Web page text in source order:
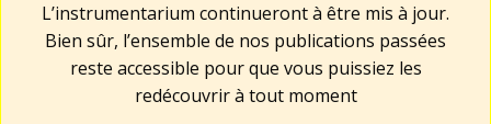
L’instrumentarium continueront à être mis à jour.
Bien sûr, l’ensemble de nos publications passées
reste accessible pour que vous puissiez les
redécouvrir à tout moment